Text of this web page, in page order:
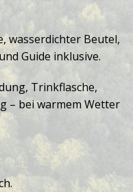
wasserdichter Beutel,
Guide inklusive.
Trinkflasche,
– bei warmem Wetter